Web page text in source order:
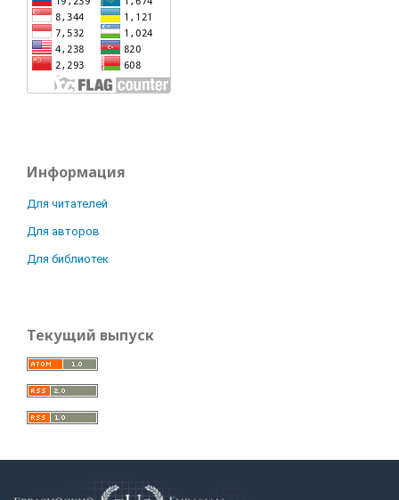
Информация
Для читателей
Для авторов
Для библиотек
Текущий выпуск